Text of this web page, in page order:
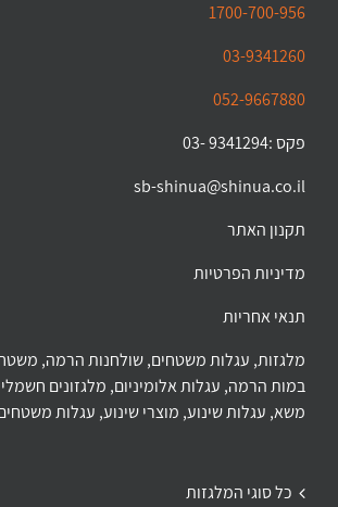
1700-700-956
03-9341260
052-9667880
פקס :9341294 -03
sb-shinua@shinua.co.il
תקנון האתר
מדיניות הפרטיות
תנאי אחריות
מלגזות, עגלות משטחים, שולחנות הרמה,
במות הרמה, עגלות אלומיניום, מלגזונים
משא, עגלות שינוע, מוצרי שינוע, עגלות
כל סוגי המלגזות